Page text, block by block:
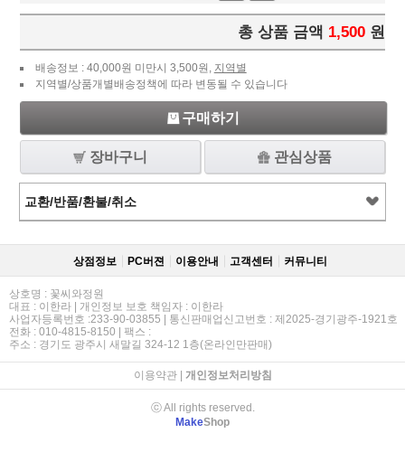
총 상품 금액 1,500 원
배송정보 : 40,000원 미만시 3,500원, 지역별
지역별/상품개별배송정책에 따라 변동될 수 있습니다
구매하기
장바구니 관심상품
교환/반품/환불/취소
상점정보 PC버젼 이용안내 고객센터 커뮤니티
상호명 : 꽃씨와정원
대표 : 이한라 | 개인정보 보호 책임자 : 이한라
사업자등록번호 :233-90-03855 | 통신판매업신고번호 : 제2025-경기광주-1921호
전화 : 010-4815-8150 | 팩스 :
주소 : 경기도 광주시 새말길 324-12 1층(온라인만판매)
이용약관| 개인정보처리방침
ⓒ All rights reserved.
MakeShop